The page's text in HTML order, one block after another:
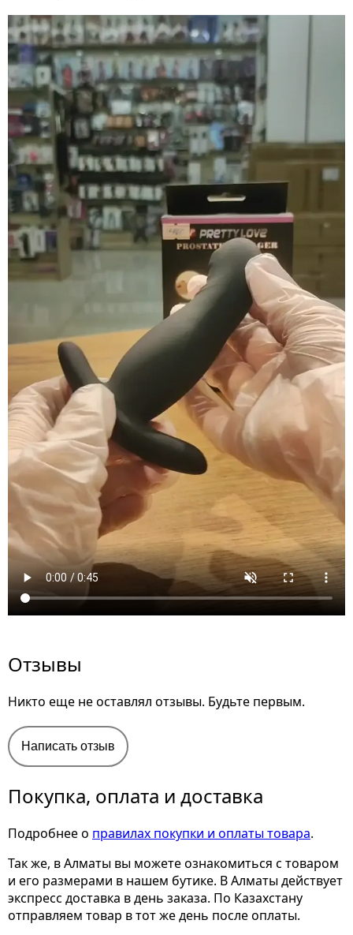
Отзывы
Никто еще не оставлял отзывы. Будьте первым.
Написать отзыв
Покупка, оплата и доставка
Подробнее о правилах покупки и оплаты товара.
Так же, в Алматы вы можете ознакомиться с товаром
и его размерами в нашем бутике. В Алматы действует
экспресс доставка в день заказа. По Казахстану
отправляем товар в тот же день после оплаты.